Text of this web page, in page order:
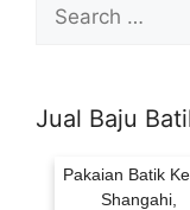
for:
Jual Baju
Pakaian Batik
Shangahi,